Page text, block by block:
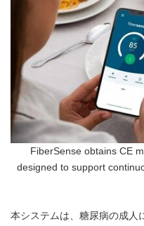
FiberSense obtains CE
designed to support
本システムは、糖尿病の成人